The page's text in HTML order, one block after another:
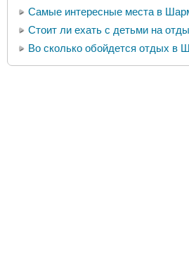
Самые интересные места в
Стоит ли ехать с детьми на
Во сколько обойдется отдых в